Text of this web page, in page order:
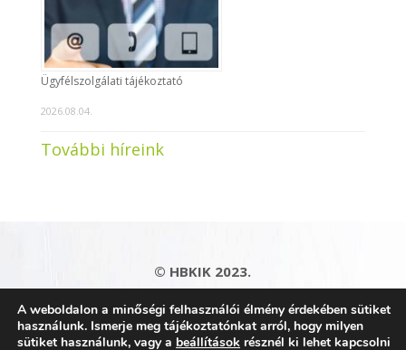
Ügyfélszolgálati tájékoztató
2026.08.04.
További híreink
© HBKIK 2023.
Adatkezelési tájékoztató|Impresszum|
Kapcsolat|Honlaptérkép
A weboldalon a minőségi felhasználói élmény érdekében sütiket
használunk. Ismerje meg tájékoztatónkat arról, hogy milyen
sütiket használunk, vagy a beállítások résznél ki lehet kapcsolni